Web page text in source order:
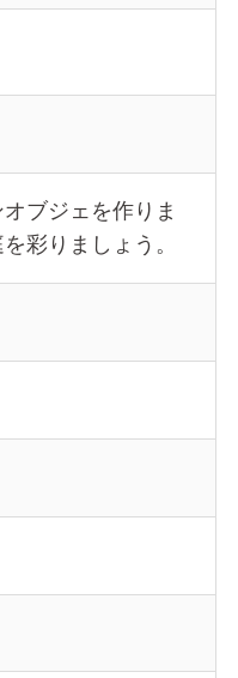
ブジェを作りま
彩りましょう。